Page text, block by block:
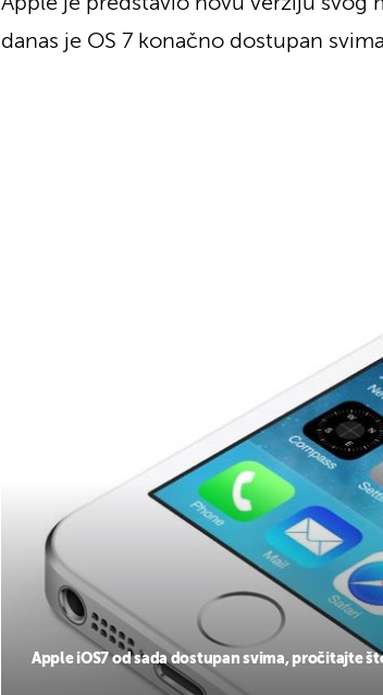
Apple iOS7 od sada dostupan svima, pročitajte
Apple je predstavio novu verziju svog
danas je OS 7 konačno dostupan